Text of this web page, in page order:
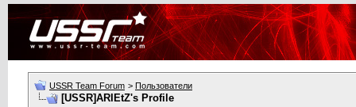
USSR Team Forum > Пользователи
[USSR]ARIEtZ's Profile